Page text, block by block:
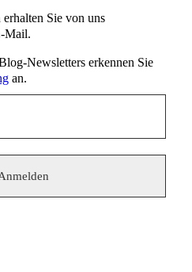
Sie von uns
Mail.
Newsletters erkennen Sie
an.